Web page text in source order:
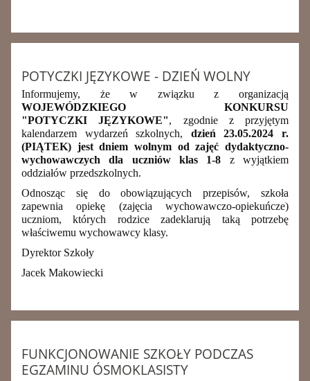
POTYCZKI JĘZYKOWE - DZIEŃ WOLNY
Informujemy, że w związku z organizacją
WOJEWÓDZKIEGO KONKURSU
"POTYCZKI JĘZYKOWE", zgodnie z przyjętym
kalendarzem wydarzeń szkolnych, dzień 23.05.2024 r.
(PIĄTEK) jest dniem wolnym od zajęć dydaktyczno-
wychowawczych dla uczniów klas 1-8 z wyjątkiem
oddziałów przedszkolnych.
Odnosząc się do obowiązujących przepisów, szkoła
zapewnia opiekę (zajęcia wychowawczo-opiekuńcze)
uczniom, których rodzice zadeklarują taką potrzebę
właściwemu wychowawcy klasy.
Dyrektor Szkoły
Jacek Makowiecki
FUNKCJONOWANIE SZKOŁY PODCZAS
EGZAMINU ÓSMOKLASISTY